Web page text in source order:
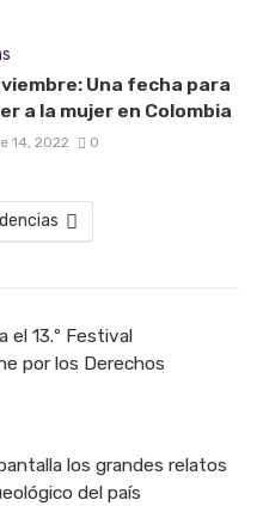
Una fecha para
a la mujer en Colombia
14, 2022 0
el 13.º Festival
por los Derechos
los grandes relatos
del país